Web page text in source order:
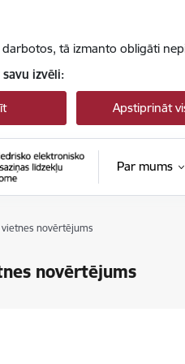
darbotos, tā izmanto obligāti
izvēli:
Apstiprināt
Par mums
vietnes novērtējums
novērtējums